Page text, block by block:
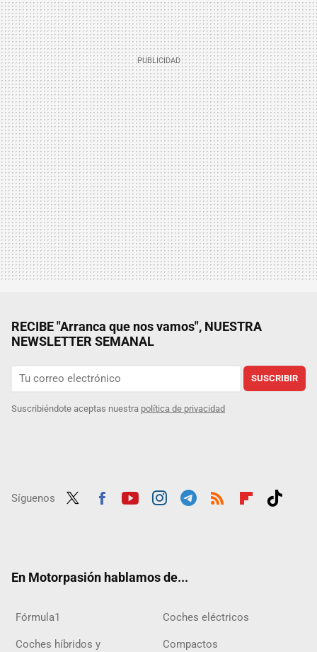
RECIBE "Arranca que nos vamos", NUESTRA
NEWSLETTER SEMANAL
SUSCRIBIR
Suscribiéndote aceptas nuestra política de privacidad
Síguenos
En Motorpasión hablamos de...
Fórmula1 Coches eléctricos
Coches híbridos y
Compactos